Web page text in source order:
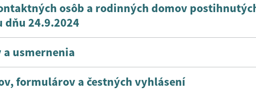
osôb a rodinných domov
dňu 24.9.2024
usmernenia
formulárov a čestných vyhlásení